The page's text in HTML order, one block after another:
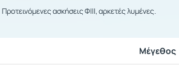
Προτεινόμενες ασκήσεις ΦΙΙΙ, αρκετές λυμένες.
Μέγεθος